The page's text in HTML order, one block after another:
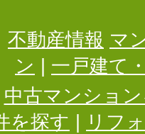
不動産情報 マ
ン
一戸建て
中古マンショ
を探す
リフ